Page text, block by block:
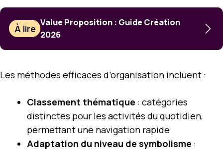
À lire
Value Proposition : Guide Création
2026
Les méthodes efficaces d’organisation incluent :
Classement thématique : catégories
distinctes pour les activités du quotidien,
permettant une navigation rapide
Adaptation du niveau de symbolisme :